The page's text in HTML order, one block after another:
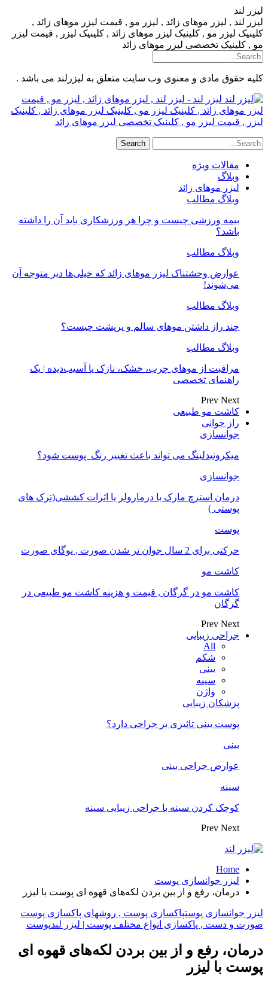
لیزر لند
لیزر لند , لیزر موهای زائد , لیزر مو , قیمت لیزر موهای زائد ,
کلینیک لیزر مو , کلینیک لیزر موهای زائد , کلینیک لیزر , قیمت لیزر
مو , کلینیک تخصصی لیزر موهای زائد
کلیه حقوق مادی و معنوی وب سایت متعلق به لیزرلند می باشد .
لیزر لند - لیزر لند , لیزر موهای زائد , لیزر مو , قیمت
لیزر موهای زائد , کلینیک لیزر مو , کلینیک لیزر موهای زائد , کلینیک
لیزر , قیمت لیزر مو , کلینیک تخصصی لیزر موهای زائد
مقالات ویژه
وبلاگ
لیزر موهای زائد
وبلاگ مطالب
بیمه ورزشی چیست و چرا هر ورزشکاری باید آن را داشته
باشد؟
وبلاگ مطالب
عوارض وحشتناک لیزر موهای زائد که خیلی‌ها دیر متوجه آن
می‌شوند!
وبلاگ مطالب
چند راز داشتن موهای سالم و پرپشت چیست؟
وبلاگ مطالب
مراقبت از موهای چرب، خشک، نازک یا آسیب‌دیده | یک
راهنمای تخصصی
Prev Next
کاشت مو طبیعی
راز جوانی
جوانسازی
میکرونیدلینگ می تواند باعث تغییر رنگ ‍ پوست شود؟
جوانسازی
درمان استرچ مارک با درمارولر یا اثرات کششی(ترک های
پوستی )
پوست
حرکتی برای 2 سال جوان تر شدن صورت , یوگای صورت
کاشت مو
کاشت مو در گرگان , قیمت و هزینه کاشت مو طبیعی در
گرگان
Prev Next
جراحی زیبایی
All
شکم
بینی
سینه
واژن
پزشکان زیبایی
پوست بینی تاثیری بر جراحی دارد؟
بینی
عوارض جراحی بینی
سینه
کوچک کردن سینه با جراحی زیبایی سینه
Prev Next
Home
لیزر جوانسازی پوست
درمان، رفع و از بین بردن لکه‌های قهوه ای پوست با لیزر
لیزر جوانسازی پوستپاکسازی پوست , روشهای پاکسازی پوست
صورت و دست , پاکسازی انواع مختلف پوست | لیزر لندپوست
درمان، رفع و از بین بردن لکه‌های قهوه ای
پوست با لیزر